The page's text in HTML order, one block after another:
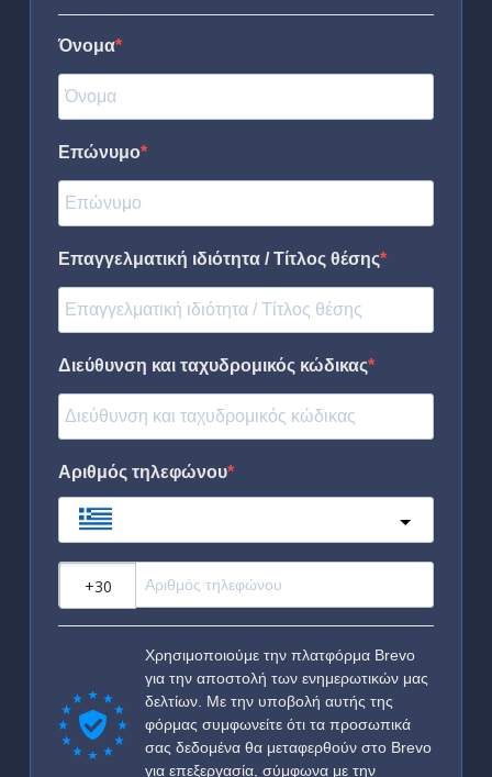
Όνομα
Επώνυμο
Επαγγελματική ιδιότητα / Τίτλος θέσης
Διεύθυνση και ταχυδρομικός κώδικας
Αριθμός τηλεφώνου
Χρησιμοποιούμε την πλατφόρμα Brevo
για την αποστολή των ενημερωτικών μας
δελτίων. Με την υποβολή αυτής της
φόρμας συμφωνείτε ότι τα προσωπικά
σας δεδομένα θα μεταφερθούν στο Brevo
για επεξεργασία, σύμφωνα με την